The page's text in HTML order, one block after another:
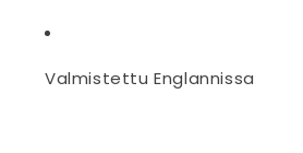
Valmistettu Englannissa